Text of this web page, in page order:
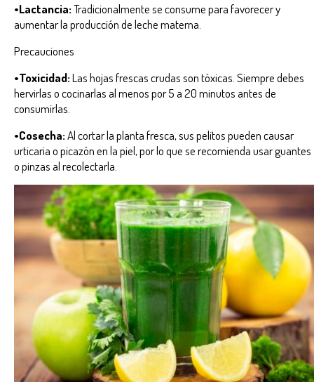
•Lactancia:Tradicionalmente se consume para favorecer y
aumentar la producción de leche materna.
Precauciones
•Toxicidad:Las hojas frescas crudas son tóxicas. Siempre debes
hervirlas o cocinarlas al menos por 5 a 20 minutos antes de
consumirlas.
•Cosecha:Al cortar la planta fresca, sus pelitos pueden causar
urticaria o picazón en la piel, por lo que se recomienda usar guantes
o pinzas al recolectarla.